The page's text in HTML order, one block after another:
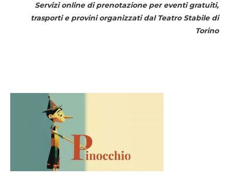
Servizi online di prenotazione per eventi gratuiti,
trasporti e provini organizzati dal Teatro Stabile di
Torino